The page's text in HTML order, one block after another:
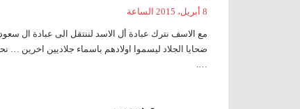
ل
8 أبريل، 2015 الساعة
مع الاسف نترك عبادة أل الاسد لننتقل الى عبادة ال
ضحايا الجلاد ليسموا اولادهم باسماء جلاديين اخرين …
ي